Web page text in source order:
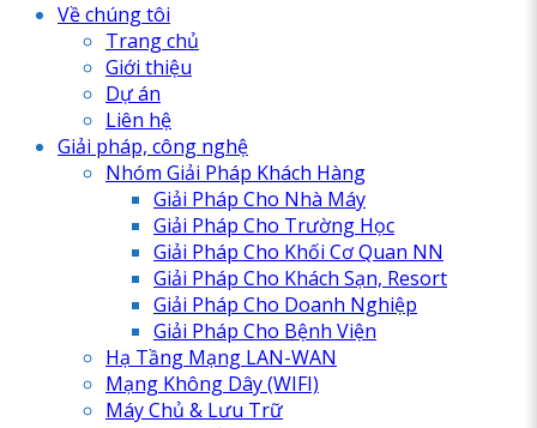
Về chúng tôi
Trang chủ
Giới thiệu
Dự án
Liên hệ
Giải pháp, công nghệ
Nhóm Giải Pháp Khách Hàng
Giải Pháp Cho Nhà Máy
Giải Pháp Cho Trường Học
Giải Pháp Cho Khối Cơ Quan NN
Giải Pháp Cho Khách Sạn, Resort
Giải Pháp Cho Doanh Nghiệp
Giải Pháp Cho Bệnh Viện
Hạ Tầng Mạng LAN-WAN
Mạng Không Dây (WIFI)
Máy Chủ & Lưu Trữ